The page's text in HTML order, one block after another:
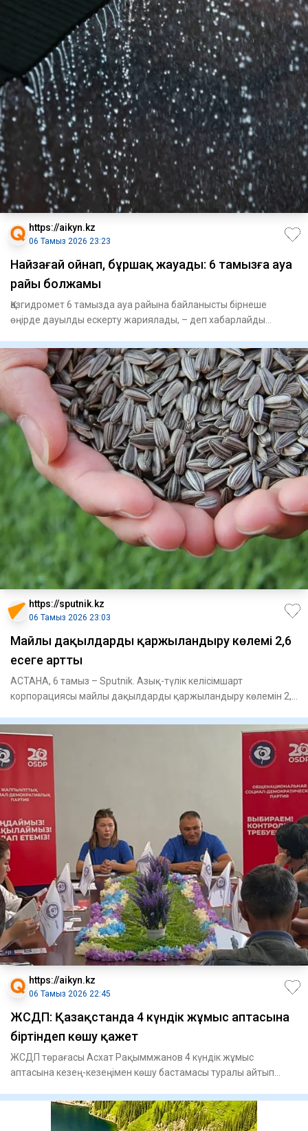
https://aikyn.kz
06 Тамыз 2026 23:23
Найзағай ойнап, бұршақ жауады: 6 тамызға ауа
райы болжамы
Қазгидромет 6 тамызда ауа райына байланысты бірнеше
өңірде дауылды ескерту жариялады, – деп хабарлайды
https://sputnik.kz
06 Тамыз 2026 23:03
Майлы дақылдарды қаржыландыру көлемі 2,6
есеге артты
АСТАНА, 6 тамыз – Sputnik. Азық-түлік келісімшарт
корпорациясы майлы дақылдарды қаржыландыру көлемін 2,6
https://aikyn.kz
06 Тамыз 2026 22:45
ЖСДП: Қазақстанда 4 күндік жұмыс аптасына
біртіндеп көшу қажет
ЖСДП төрағасы Асхат Рақыммжанов 4 күндік жұмыс
аптасына кезең-кезеңімен көшу бастамасы туралы айтып